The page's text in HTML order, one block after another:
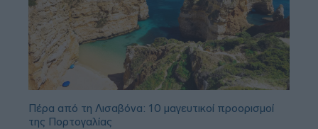
Πέρα από τη Λισαβόνα: 10 μαγευτικοί προορισμοί
της Πορτογαλίας